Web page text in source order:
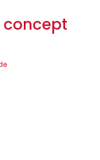
concept